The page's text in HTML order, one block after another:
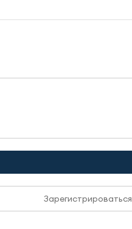
Зарегистрироваться